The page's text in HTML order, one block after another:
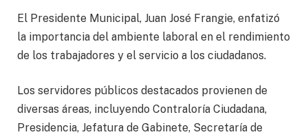
El Presidente Municipal, Juan José Frangie, enfatizó
la importancia del ambiente laboral en el rendimiento
de los trabajadores y el servicio a los ciudadanos.
Los servidores públicos destacados provienen de
diversas áreas, incluyendo Contraloría Ciudadana,
Presidencia, Jefatura de Gabinete, Secretaría de